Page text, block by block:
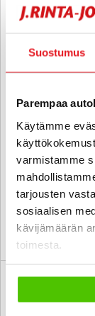
Suostumus
Parempaa
Käytämme
varmistamme
tarjousten
sosiaalisen
kävijämäärän
toimesta.
Dacia Lodgy
Juuri Huollettu,
2013 , Manuaali,
7 500 €
alk. 126 € /
KATSO